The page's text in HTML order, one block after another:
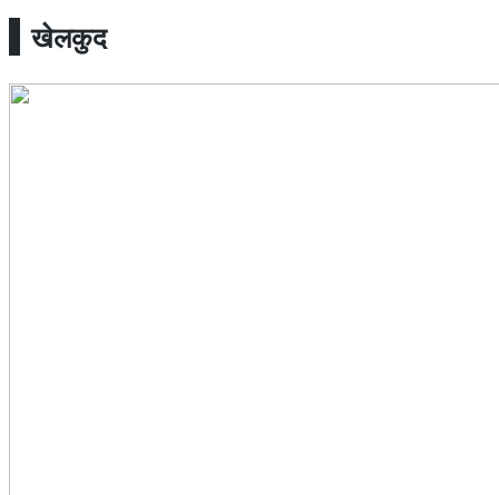
खेलकुद